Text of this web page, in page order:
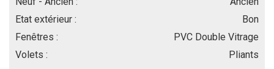
Etat extérieur :
Bon
Fenêtres :
PVC Double Vitrage
Volets :
Pliants